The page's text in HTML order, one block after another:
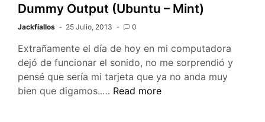
shared
libncurses.so.
(Fixed)
Dummy Output (Ubuntu – Mint)
Jackfiallos 25 Julio, 2013 0
Extrañamente el día de hoy en mi computadora
dejó de funcionar el sonido, no me sorprendió y
pensé que sería mi tarjeta que ya no anda muy
bien que digamos..… Dummy
Read more